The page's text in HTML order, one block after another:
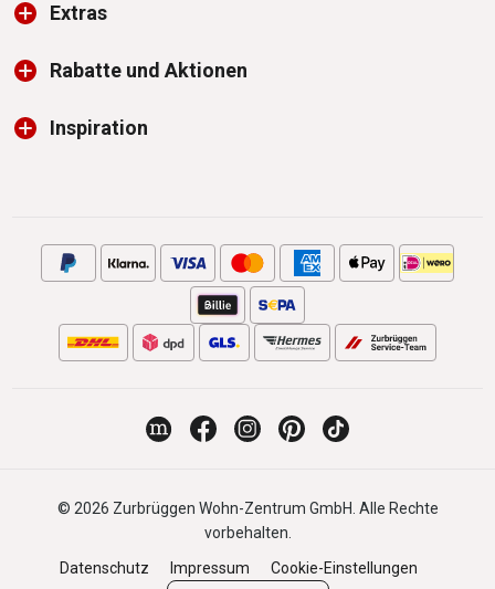
Extras
Rabatte und Aktionen
Inspiration
© 2026 Zurbrüggen Wohn-Zentrum GmbH. Alle Rechte
vorbehalten.
Datenschutz
Impressum Cookie-Einstellungen